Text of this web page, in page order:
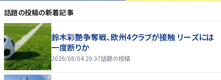
話題の投稿の新着記事
鈴木彩艶争奪戦、欧州4クラブが接触 リーズには
一度断りか
2026/08/04 20:37話題の投稿